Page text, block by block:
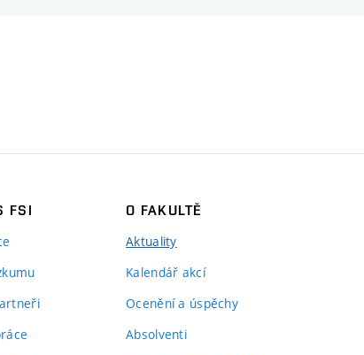
FSI
O FAKULTĚ
Aktuality
Kalendář akcí
Ocenění a úspěchy
Absolventi